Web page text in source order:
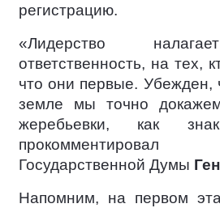
регистрацию.
«Лидерство
ответственность, на тех,
что они первые. Убежден,
земле мы точно
жеребьевки, как
Государственной Думы
Напомним, на первом